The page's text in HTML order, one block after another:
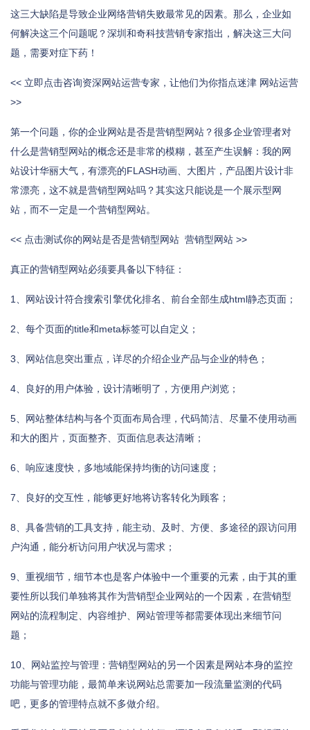
这三大缺陷是导致企业网络营销失败最常见的因素。那么，企业如
何解决这三个问题呢？深圳和奇科技营销专家指出，解决这三大问
题，需要对症下药！
<< 立即点击咨询资深网站运营专家，让他们为你指点迷津 网站运营
>>
第一个问题，你的企业网站是否是营销型网站？很多企业管理者对
什么是营销型网站的概念还是非常的模糊，甚至产生误解：我的网
站设计华丽大气，有漂亮的FLASH动画、大图片，产品图片设计非
常漂亮，这不就是营销型网站吗？其实这只能说是一个展示型网
站，而不一定是一个营销型网站。
<< 点击测试你的网站是否是营销型网站 营销型网站 >>
真正的营销型网站必须要具备以下特征：
1、网站设计符合搜索引擎优化排名、前台全部生成html静态页面；
2、每个页面的title和meta标签可以自定义；
3、网站信息突出重点，详尽的介绍企业产品与企业的特色；
4、良好的用户体验，设计清晰明了，方便用户浏览；
5、网站整体结构与各个页面布局合理，代码简洁、尽量不使用动画
和大的图片，页面整齐、页面信息表达清晰；
6、响应速度快，多地域能保持均衡的访问速度；
7、良好的交互性，能够更好地将访客转化为顾客；
8、具备营销的工具支持，能主动、及时、方便、多途径的跟访问用
户沟通，能分析访问用户状况与需求；
9、重视细节，细节本也是客户体验中一个重要的元素，由于其的重
要性所以我们单独将其作为营销型企业网站的一个因素，在营销型
网站的流程制定、内容维护、网站管理等都需要体现出来细节问
题；
10、网站监控与管理：营销型网站的另一个因素是网站本身的监控
功能与管理功能，最简单来说网站总需要加一段流量监测的代码
吧，更多的管理特点就不多做介绍。